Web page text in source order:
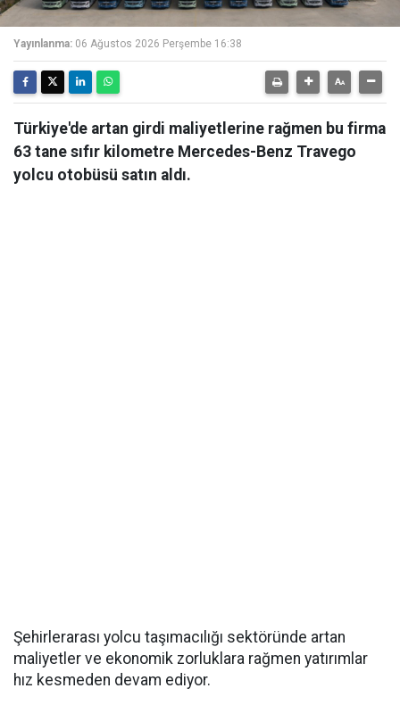
Yayınlanma: 06 Ağustos 2026 Perşembe 16:38
Türkiye'de artan girdi maliyetlerine rağmen bu firma
63 tane sıfır kilometre Mercedes-Benz Travego
yolcu otobüsü satın aldı.
Şehirlerarası yolcu taşımacılığı sektöründe artan
maliyetler ve ekonomik zorluklara rağmen yatırımlar
hız kesmeden devam ediyor.